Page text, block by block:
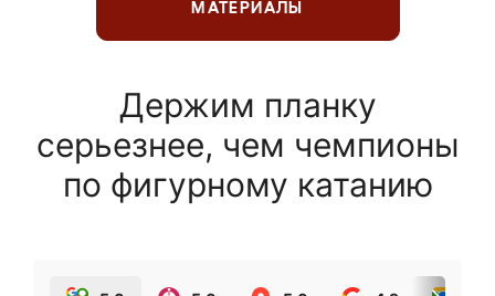
МАТЕРИАЛЫ
Держим планку
серьезнее, чем чемпионы
по фигурному катанию